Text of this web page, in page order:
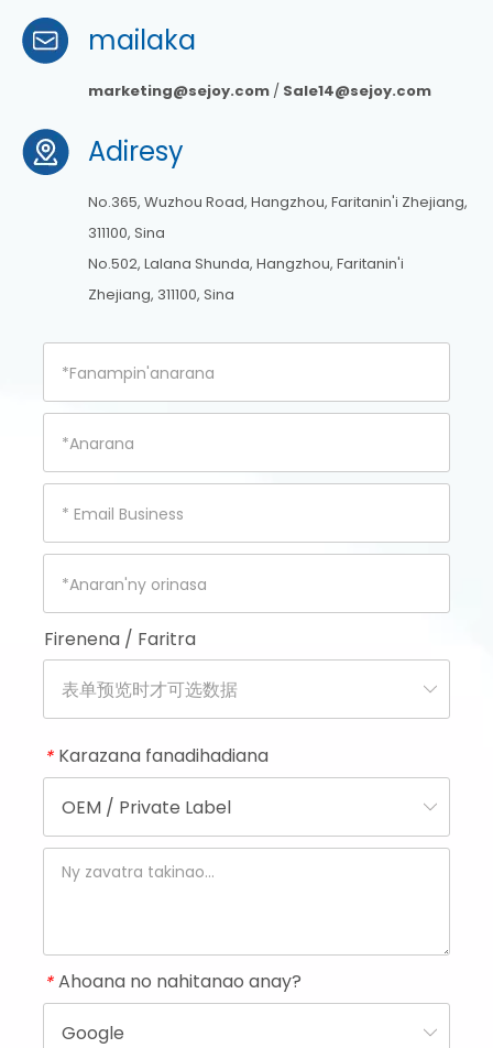
mailaka
marketing@sejoy.com / Sale14@sejoy.com
Adiresy
No.365, Wuzhou Road, Hangzhou, Faritanin'i Zhejiang,
311100, Sina
No.502, Lalana Shunda, Hangzhou, Faritanin'i
Zhejiang, 311100, Sina
Firenena / Faritra
* Karazana fanadihadiana
* Ahoana no nahitanao anay?